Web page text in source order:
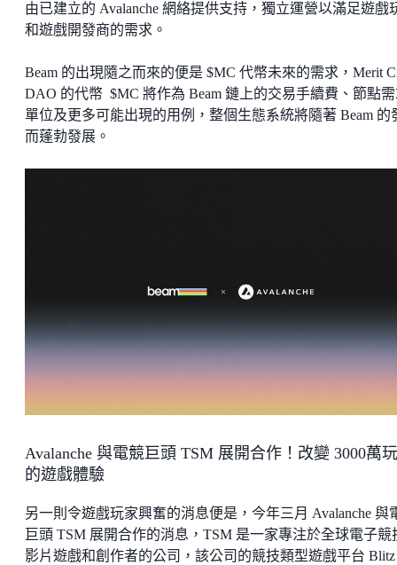
由已建立的 Avalanche 網絡提供支持，獨立運營以滿足遊戲
和遊戲開發商的需求。
Beam 的出現隨之而來的便是 $MC 代幣未來的需求，Merit
DAO 的代幣 $MC 將作為 Beam 鏈上的交易手續費、節點
單位及更多可能出現的用例，整個生態系統將隨著 Beam 的
而蓬勃發展。
Avalanche 與電競巨頭 TSM 展開合作！改變 3000萬
的遊戲體驗
另一則令遊戲玩家興奮的消息便是，今年三月 Avalanche 與
巨頭 TSM 展開合作的消息，TSM 是一家專注於全球電子競
影片遊戲和創作者的公司，該公司的競技類型遊戲平台